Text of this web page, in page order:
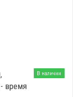
В наличии
время